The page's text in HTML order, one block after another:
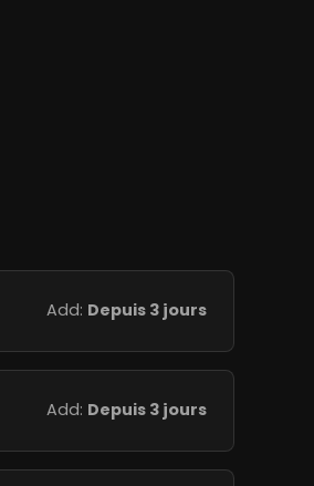
Add: Depuis 3 jours
Add: Depuis 3 jours